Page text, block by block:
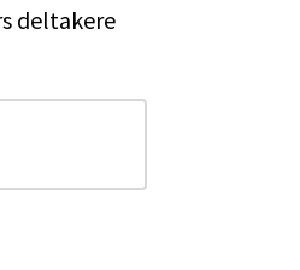
deltakere